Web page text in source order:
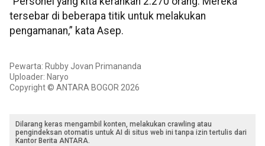
tersebar di beberapa titik untuk melakukan
pengamanan,” kata Asep.
Pewarta: Rubby Jovan Primananda
Uploader: Naryo
Copyright © ANTARA BOGOR 2026
Dilarang keras mengambil konten, melakukan crawling atau
pengindeksan otomatis untuk AI di situs web ini tanpa izin tertulis dari
Kantor Berita ANTARA.